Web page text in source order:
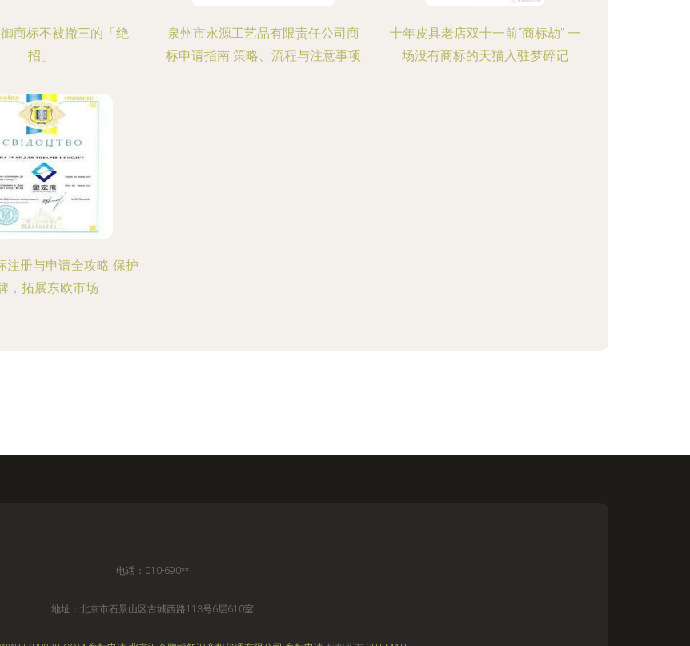
商标不被撤三的「绝
招」
泉州市永源工艺品有限责任公司商
标申请指南 策略、流程与注意事项
十年皮具老店双十一前“商标劫” 一
场没有商标的天猫入驻梦碎记
注册与申请全攻略 保护
，拓展东欧市场
电话：010-690**
地址：北京市石景山区古城西路113号6层610室